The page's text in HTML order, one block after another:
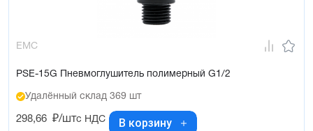
EMC
PSE-15G Пневмоглушитель полимерный G1/2
Удалённый склад 369 шт
298,66 ₽/штс НДС В корзину